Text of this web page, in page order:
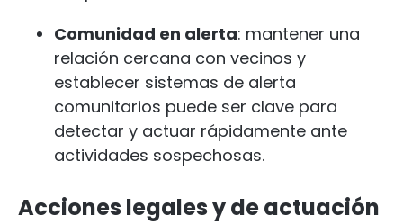
Comunidad en alerta: mantener una
relación cercana con vecinos y
establecer sistemas de alerta
comunitarios puede ser clave para
detectar y actuar rápidamente ante
actividades sospechosas.
Acciones legales y de actuación